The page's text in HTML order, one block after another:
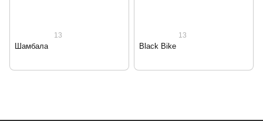
13
Шамбала
13
Black Bike